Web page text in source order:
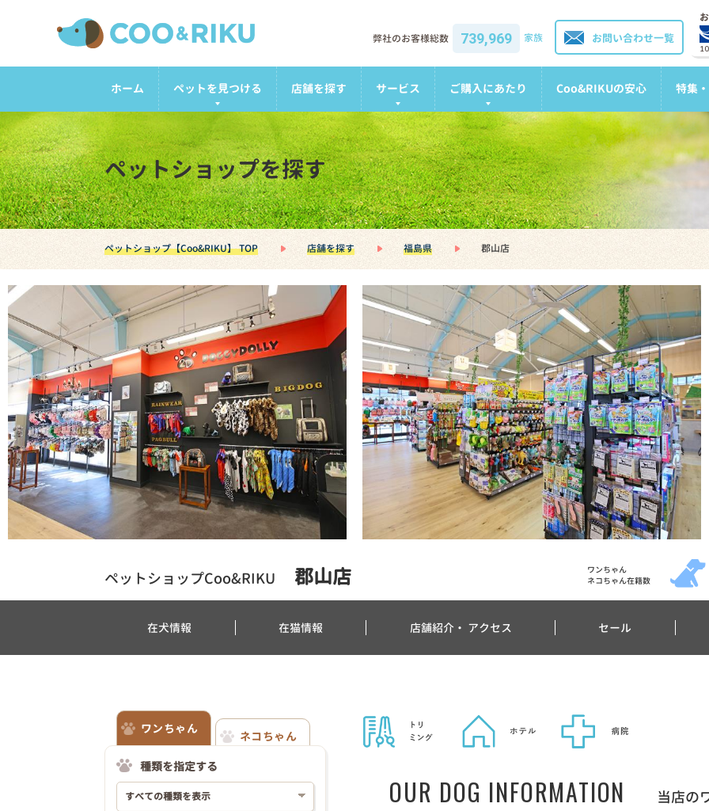
お問い合わせ一覧
弊社のお客様総数 739,969 家族
ホーム ペットを見つける 店舗を探す サービス ご購入にあたり Coo&RIKUの安心 特集
ペットショップを探す
ペットショップ【Coo&RIKU】 TOP 店舗を探す 福島県 郡山店
ペットショップCoo&RIKU 郡山店
ワンちゃん
ネコちゃん在籍数
在犬情報 在猫情報 店舗紹介・ アクセス セール
OUR DOG INFORMATION 当店の
ワンちゃん
ネコちゃん
種類を指定する